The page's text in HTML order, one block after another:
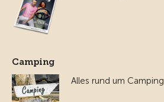
Camping
Alles rund um Camping